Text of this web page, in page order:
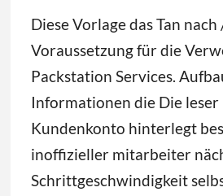
Diese Vorlage das Tan
Voraussetzung für die
Packstation Services.
Informationen die Die leser
Kundenkonto hinterlegt
inoffizieller mitarbeiter
Schrittgeschwindigkeit